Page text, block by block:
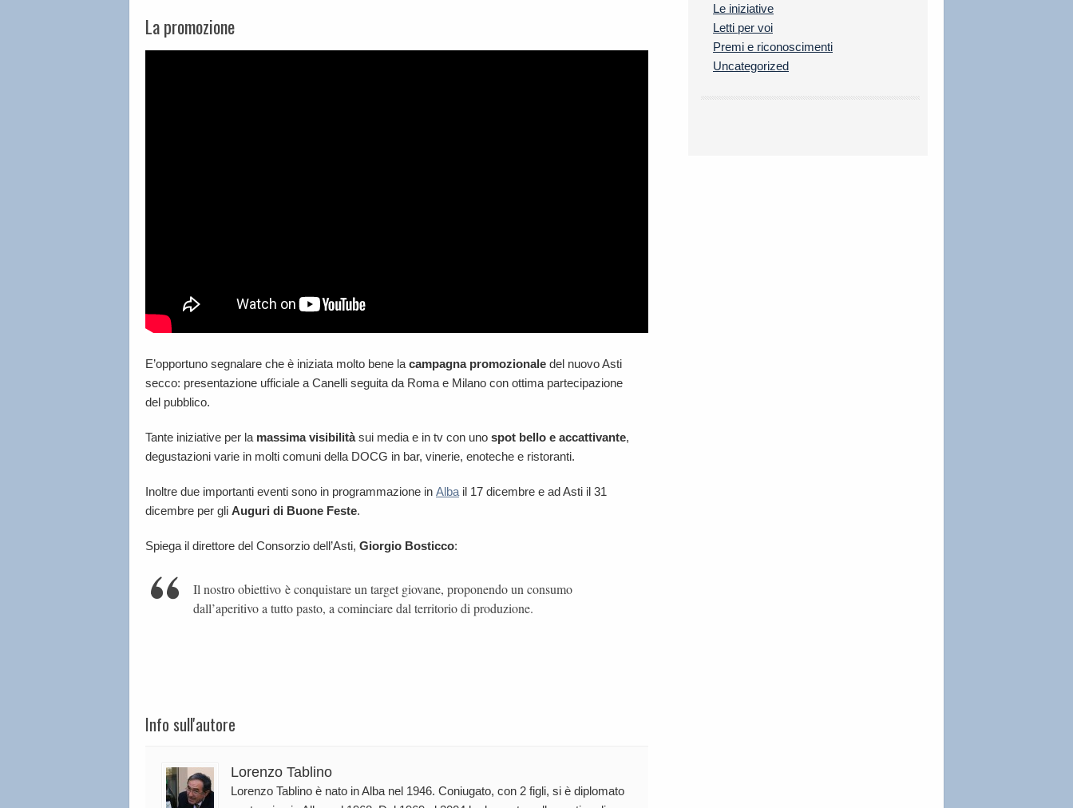
La promozione
E’opportuno segnalare che è iniziata molto bene la campagna promozionale del nuovo Asti
secco: presentazione ufficiale a Canelli seguita da Roma e Milano con ottima partecipazione
del pubblico.
Tante iniziative per la massima visibilitàsui media e in tv con uno spot bello e accattivante,
degustazioni varie in molti comuni della DOCG in bar, vinerie, enoteche e ristoranti.
Inoltre due importanti eventi sono in programmazione in Alba il 17 dicembre e ad Asti il 31
dicembre per gli Auguri di Buone Feste.
Spiega il direttore del Consorzio dell’Asti, Giorgio Bosticco:
Il nostro obiettivo è conquistare un target giovane, proponendo un consumo
dall’aperitivo a tutto pasto, a cominciare dal territorio di produzione.
Info sull'autore
Lorenzo Tablino
Lorenzo Tablino è nato in Alba nel 1946. Coniugato, con 2 figli, si è diplomato
Le iniziative
Letti per voi
Premi e riconoscimenti
Uncategorized